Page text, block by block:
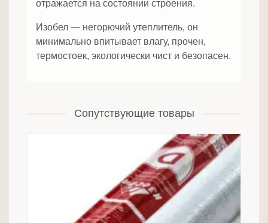
отражается на состоянии строения.
Изобел — негорючий утеплитель, он
минимально впитывает влагу, прочен,
термостоек, экологически чист и безопасен.
Сопутствующие товары